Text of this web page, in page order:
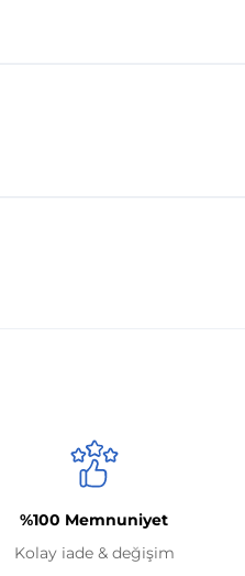
%100 Memnuniyet
Kolay iade & değişim